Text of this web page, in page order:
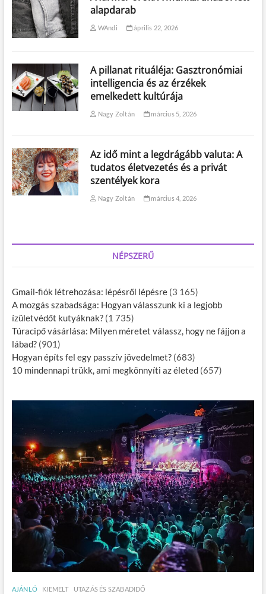
alapdarab
WAndi április 22, 2026
A pillanat rituáléja: Gasztronómiai
intelligencia és az érzékek
emelkedett kultúrája
Nagy Zoltán március 5, 2026
Az idő mint a legdrágább valuta: A
tudatos életvezetés és a privát
szentélyek kora
Nagy Zoltán március 4, 2026
NÉPSZERŰ
Gmail-fiók létrehozása: lépésről lépésre (3 165)
A mozgás szabadsága: Hogyan válasszunk ki a legjobb
ízületvédőt kutyáknak? (1 735)
Túracipő vásárlása: Milyen méretet válassz, hogy ne fájjon a
lábad? (901)
Hogyan építs fel egy passzív jövedelmet? (683)
10 mindennapi trükk, ami megkönnyíti az életed (657)
AJÁNLÓ KIEMELT UTAZÁS ÉS SZABADIDŐ